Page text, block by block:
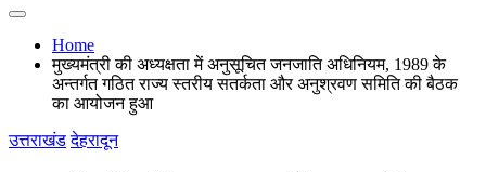
Home
मुख्यमंत्री की अध्यक्षता में अनुसूचित जनजाति अधिनियम, 1989 के
अन्तर्गत गठित राज्य स्तरीय सतर्कता और अनुश्रवण समिति की बैठक
का आयोजन हुआ
उत्तराखंड देहरादून